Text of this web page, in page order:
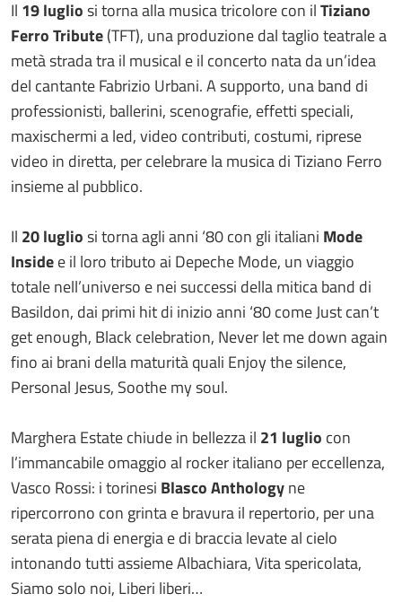
Il 19 lugliosi torna alla musica tricolore con ilTiziano
Ferro Tribute(TFT), una produzione dal taglio teatrale a
metà strada tra il musical e il concerto nata da un’idea
del cantante Fabrizio Urbani. A supporto, una band di
professionisti, ballerini, scenografie, effetti speciali,
maxischermi a led, video contributi, costumi, riprese
video in diretta, per celebrare la musica di Tiziano Ferro
insieme al pubblico.
Il 20 lugliosi torna agli anni ‘80 con gli italiani Mode
Insidee il loro tributo ai Depeche Mode, un viaggio
totale nell’universo e nei successi della mitica band di
Basildon, dai primi hit di inizio anni ‘80 come Just can’t
get enough, Black celebration, Never let me down again
fino ai brani della maturità quali Enjoy the silence,
Personal Jesus, Soothe my soul.
Marghera Estate chiude in bellezza il 21 luglio con
l’immancabile omaggio al rocker italiano per eccellenza,
Vasco Rossi: i torinesi Blasco Anthologyne
ripercorrono con grinta e bravura il repertorio, per una
serata piena di energia e di braccia levate al cielo
intonando tutti assieme Albachiara, Vita spericolata,
Siamo solo noi, Liberi liberi…